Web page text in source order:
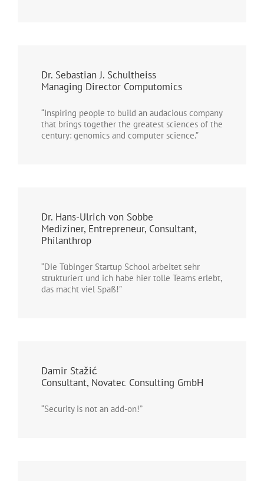
Dr. Sebastian J. Schultheiss
Managing Director Computomics
“Inspiring people to build an audacious company
that brings together the greatest sciences of the
century: genomics and computer science.”
Dr. Hans-Ulrich von Sobbe
Mediziner, Entrepreneur, Consultant,
Philanthrop
“Die Tübinger Startup School arbeitet sehr
strukturiert und ich habe hier tolle Teams erlebt,
das macht viel Spaß!”
Damir Stažić
Consultant, Novatec Consulting GmbH
“Security is not an add-on!”